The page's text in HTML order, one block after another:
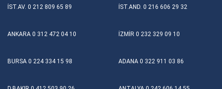
Skip
content
İST.AV. 0 212 809 65 89 İST.AND. 0 216 606 29 32
ANKARA 0 312 472 04 10 İZMİR 0 232 329 09 10
BURSA 0 224 334 15 98 ADANA 0 322 911 03 86